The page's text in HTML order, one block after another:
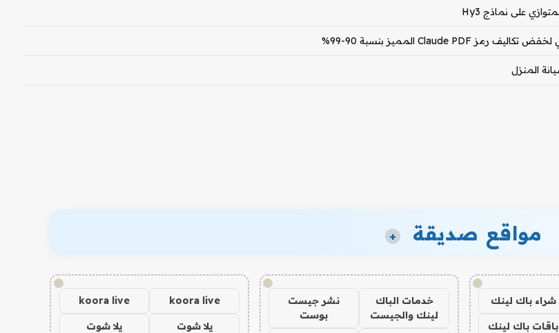
مواقع صديقة +
!
شراء باك لينك
باقات باك لينك
!
خدمات الباك
لينك والجيست
نشر جيست
بوست
!
koora live
koora live
يلا شوت يلا شوت